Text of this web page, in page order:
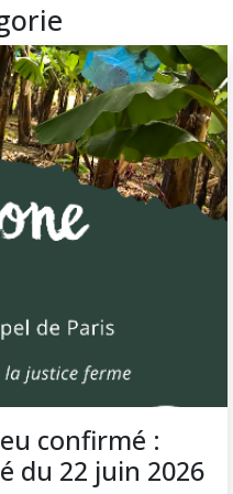
confirmé :
du 22 juin 2026